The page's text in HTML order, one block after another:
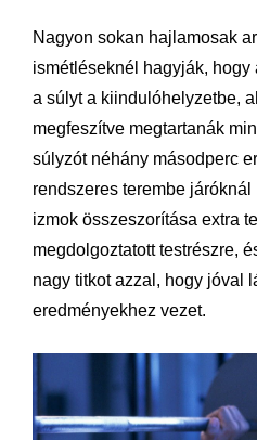
Nagyon sokan hajlamosak
ismétléseknél hagyják,
a súlyt a kiindulóhelyzetbe,
megfeszítve megtartanák
súlyzót néhány másodperc
rendszeres terembe
izmok összeszorítása extra
megdolgoztatott testrészre,
nagy titkot azzal, hogy jóval
eredményekhez vezet.